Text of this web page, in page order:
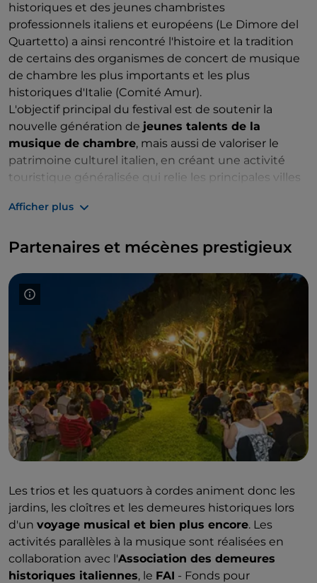
historiques et des jeunes chambristes
professionnels italiens et européens (Le Dimore del
Quartetto) a ainsi rencontré l'histoire et la tradition
de certains des organismes de concert de musique
de chambre les plus importants et les plus
historiques d'Italie (Comité Amur).
L'objectif principal du festival est de soutenir la
nouvelle génération de jeunes talents de la
musique de chambre, mais aussi de valoriser le
patrimoine culturel italien, en créant une activité
touristique généralisée qui relie les principales villes
stimulant la microéconomie locale. En effet,
passionné et curieux, en rapprochant un public
créant un écosystème composé d'opérateurs
culturels et d'organismes qui préservent le
patrimoine historique et les communautés locales.
En plus de la musique, les initiatives proposées par
les partenaires du projet offrent au public de
nombreuses idées pour découvrir le territoire : grâce
à l'ouverture extraordinairede demeures
historiques, d'ateliers d'artisans, de dégustations et
bien plus encore, il est possible de visiter des lieux
qui ne sont pas toujours ouverts au public.
Afficher plus
Partenaires et mécènes prestigieux
Les trios et les quatuors à cordes animent donc les
jardins, les cloîtres et les demeures historiques lors
d'un voyage musical et bien plus encore. Les
activités parallèles à la musique sont réalisées en
collaboration avec l'Association des demeures
historiques italiennes, le FAI - Fonds pour